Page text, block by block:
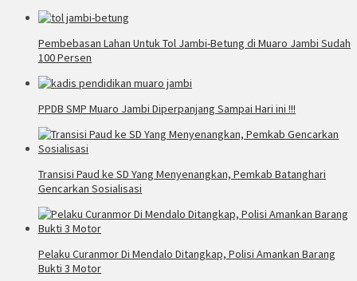
Pembebasan Lahan Untuk Tol Jambi-Betung di Muaro Jambi Sudah
100 Persen
PPDB SMP Muaro Jambi Diperpanjang Sampai Hari ini !!!
Transisi Paud ke SD Yang Menyenangkan, Pemkab Batanghari
Gencarkan Sosialisasi
Pelaku Curanmor Di Mendalo Ditangkap, Polisi Amankan Barang
Bukti 3 Motor